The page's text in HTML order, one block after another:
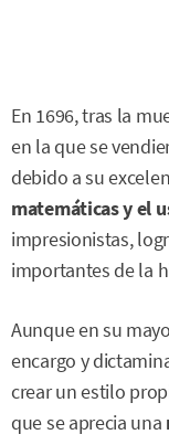
En 1696, tras la
en la que se
debido a su
matemáticas y el
impresionistas,
importantes de la
Aunque en su
encargo y
crear un estilo
que se aprecia una